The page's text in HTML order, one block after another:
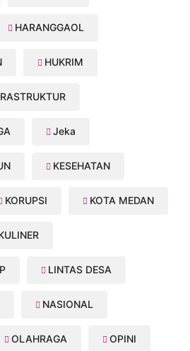
HARANGGAOL
HUKRIM
Jeka
KESEHATAN
KORUPSI KOTA MEDAN
LINTAS DESA
NASIONAL
OLAHRAGA OPINI